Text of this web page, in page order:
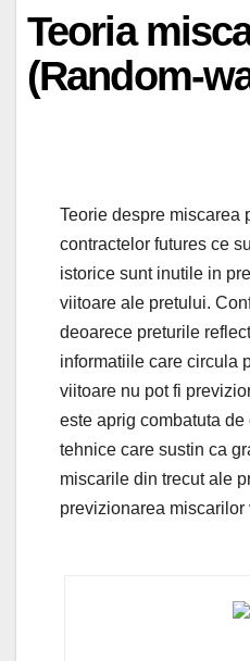
Teoria
(Random-
Teorie despre miscarea
contractelor futures ce
istorice sunt inutile in
viitoare ale pretului.
deoarece preturile
informatiile care circula
viitoare nu pot fi
este aprig combatuta
tehnice care sustin ca
miscarile din trecut ale
previzionarea